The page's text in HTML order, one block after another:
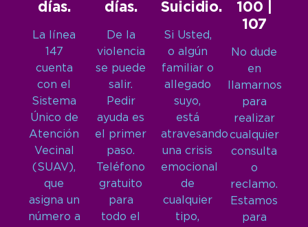
días.
La línea
147
cuenta
con el
Sistema
Único de
Atención
Vecinal
(SUAV),
que
asigna un
número a
días.
De la
violencia
se puede
salir.
Pedir
ayuda es
el primer
paso.
Teléfono
gratuito
para
todo el
Suicidio.
Si Usted,
o algún
familiar o
allegado
suyo,
está
atravesando
una crisis
emocional
de
cualquier
tipo,
100 |
107
No dude
en
llamarnos
para
realizar
cualquier
consulta
o
reclamo.
Estamos
para